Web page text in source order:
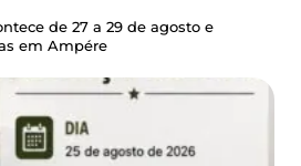
de 27 a 29 de agosto e
em Ampére